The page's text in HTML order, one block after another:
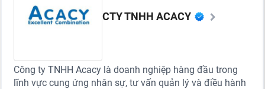
CTY TNHH ACACY
Công ty TNHH Acacy là doanh nghiệp hàng đầu trong
lĩnh vực cung ứng nhân sự, tư vấn quản lý và điều hành